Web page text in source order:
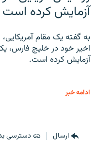
آزمایش کرده است
به گفته یک مقام
اخیر خود در خلیج فارس،
آزمایش کرده است.
ادامه خبر
ارسال دسترسی